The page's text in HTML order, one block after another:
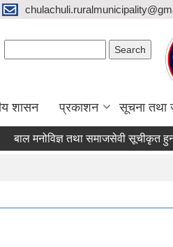
शासन प्रकाशन सूचना तथा
मनोविज्ञ तथा समाजसेवी सूचीकृत हुन